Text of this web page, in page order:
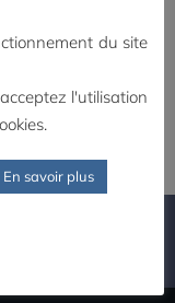
Cette île Mon
du site
l'utilisation
En savoir plus